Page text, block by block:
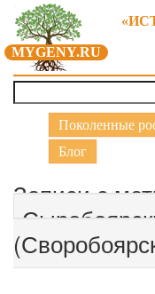
MYGENY.RU
Поколенные
Блог
Записи с